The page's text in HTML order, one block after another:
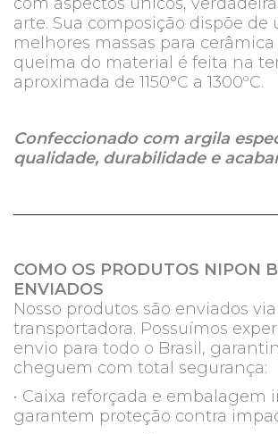
arte. Sua composição dispõe de
melhores massas para cerâmica
queima do material é feita na
aproximada de 1150°C a 1300ºC.
Confeccionado com argila
qualidade, durabilidade e
COMO OS PRODUTOS NIPON
ENVIADOS
Nosso produtos são enviados
transportadora. Possuímos
envio para todo o Brasil,
cheguem com total segurança:
• Caixa reforçada e embalagem
garantem proteção contra